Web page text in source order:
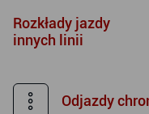
Rozkłady jazdy
innych linii
Odjazdy